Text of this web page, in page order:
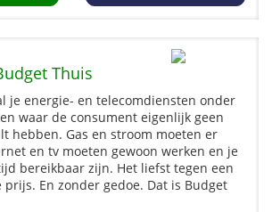
Thuis
je energie- en telecomdiensten onder
waar de consument eigenlijk geen
hebben. Gas en stroom moeten er
en tv moeten gewoon werken en je
bereikbaar zijn. Het liefst tegen een
prijs. En zonder gedoe. Dat is Budget